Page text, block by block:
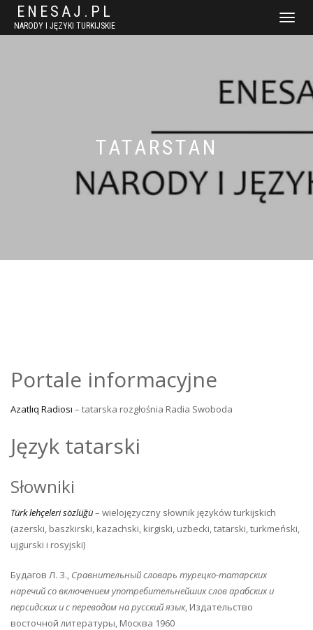
ENESAJ.PL
NARODY I JĘZYKI TURKIJSKIE
WŁĄCZ
TATARSTAN
Portale informacyjne
Azatlıq Radiosı – tatarska rozgłośnia Radia Swoboda
Język tatarski
Słowniki
Türk lehçeleri sözlüğü– wielojęzyczny słownik języków turkijskich
(azerski, baszkirski, kazachski, kirgiski, uzbecki, tatarski, turkmeński,
ujgurski i rosyjski)
Будагов Л. З., Сравнительный словарь турецко-татарских
наречий со включением употребительнейших слов арабских и
персидских и с переводом на русский язык, Издательство
восточной литературы, Москва 1960